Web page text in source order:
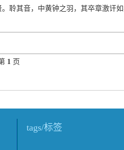
聆其音，中黄钟之羽，其卒章激讦
1 页
tags/标签